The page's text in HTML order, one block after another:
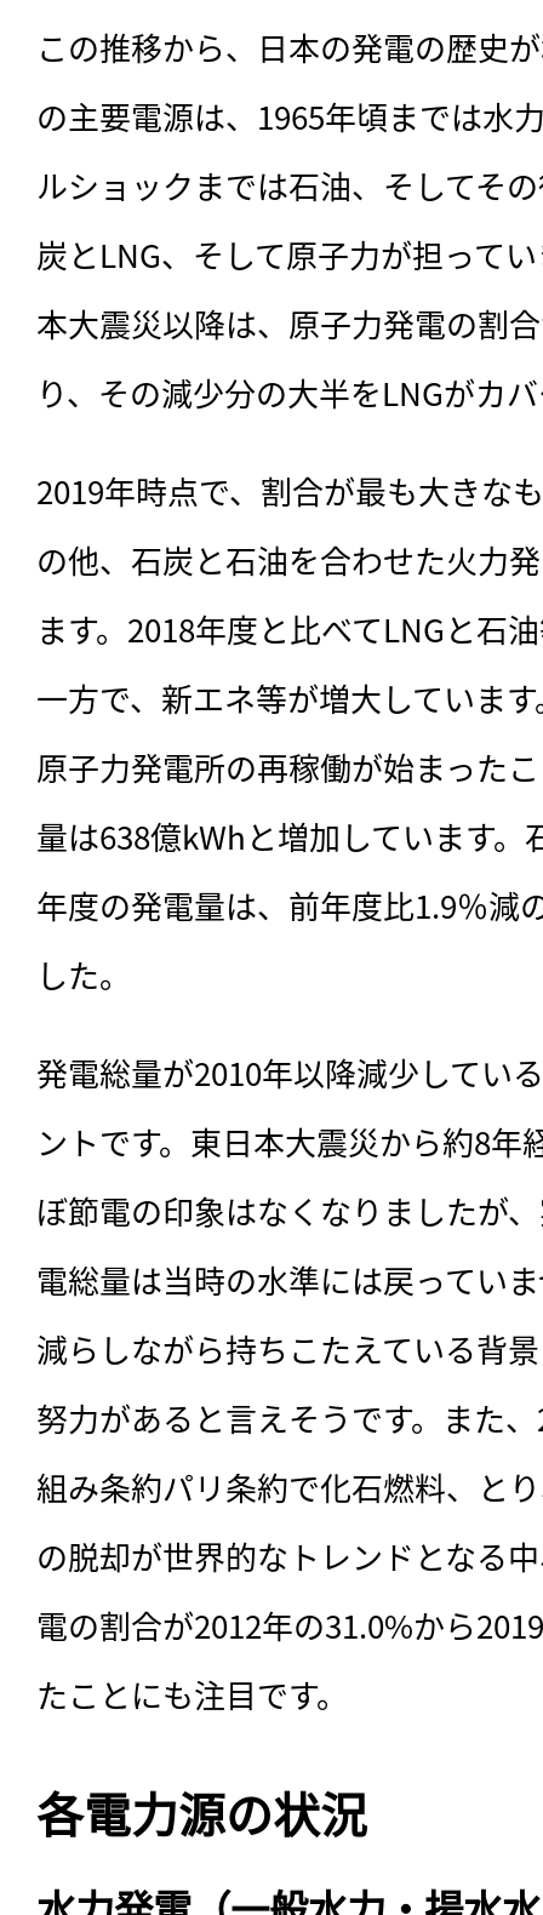
この推移から、日本の発電の歴史
の主要電源は、1965年頃までは水
ルショックまでは石油、そしてそ
炭とLNG、そして原子力が担って
本大震災以降は、原子力発電の割
り、その減少分の大半をLNGがカ
2019年時点で、割合が最も大きな
の他、石炭と石油を合わせた火力
ます。2018年度と比べてLNGと石
一方で、新エネ等が増大していま
原子力発電所の再稼働が始まった
量は638億kWhと増加しています。
年度の発電量は、前年度比1.9％減
した。
発電総量が2010年以降減少してい
ントです。東日本大震災から約8年
ぼ節電の印象はなくなりましたが
電総量は当時の水準には戻ってい
減らしながら持ちこたえている背
努力があると言えそうです。また
組み条約パリ条約で化石燃料、と
の脱却が世界的なトレンドとなる
電の割合が2012年の31.0%から
たことにも注目です。
各電力源の状況